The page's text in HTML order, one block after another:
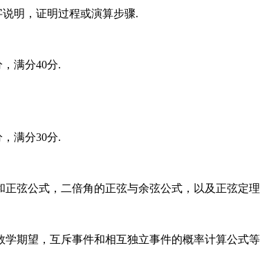
明，证明过程或演算步骤.
满分40分.
满分30分.
弦公式，二倍角的正弦与余弦公式，以及正弦定
期望，互斥事件和相互独立事件的概率计算公式